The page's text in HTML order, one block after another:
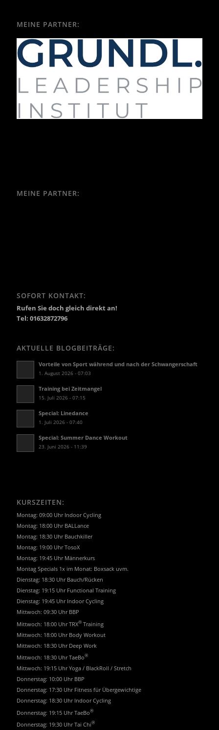
MEINE PARTNER:
MEINE PARTNER:
SOFORT KONTAKT:
Rufen Sie doch gleich direkt an!
Tel: 01632872796
AKTUELLE BLOGBEITRÄGE:
Vorteile von Sport während und nach der Schwangerschaft
1. August 2026 - 07:03
Training bei Zeitmangel
15. Juli 2026 - 07:15
Special: Linedance
1. Juli 2026 - 07:40
Special: Summer Dance Workout
23. Juni 2026 - 11:39
KURSZEITEN:
Montag: 09:00 Uhr Indoor Cycling
Montag: 18:00 Uhr BALLance
Montag: 18:30 Uhr Bauchkiller
Montag: 19:00 Uhr TosoX
Montag: 19:45 Uhr Männerkurs
Montag Specials 1x im Monat: Boxsack uvm.
Dienstag: 18:30 Uhr Bauch/Rücken
Dienstag: 19:15 Uhr Functional Training
Dienstag: 19:45 Uhr Indoor Cycling
Mittwoch: 09:30 Uhr BBP
Mittwoch: 18:00 Uhr TRX®Training
Mittwoch: 18:00 Uhr Body Workout
Mittwoch: 18:30 Uhr Deep Work
Mittwoch: 18:30 Uhr TaeBo®
Mittwoch: 19:15 Uhr Yoga / BlackRoll / Stretch
Donnerstag: 10:00 Uhr BBP
Donnerstag: 17:30 Uhr Fitness für Übergewichtige
Donnerstag: 18:30 Uhr Indoor Cycling
Donnerstag: 19:15 Uhr TaeBo®
Donnerstag: 19:30 Uhr Tai Chi®